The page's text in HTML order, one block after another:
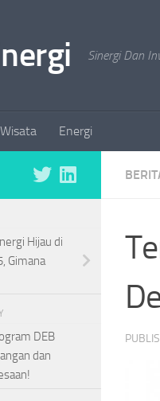
Sinergi Dan
Wisata Energi
Hijau di
Gimana
DEB
dan